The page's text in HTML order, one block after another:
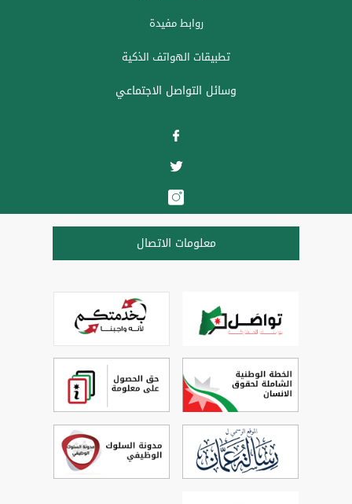
روابط مفيدة
تطبيقات الهواتف الذكية
وسائل التواصل الاجتماعي
معلومات الاتصال